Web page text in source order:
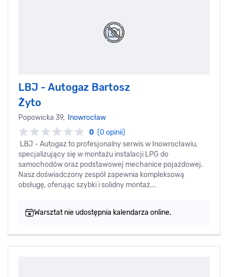
LBJ - Autogaz Bartosz
Żyto
Popowicka 39,
Inowrocław
0 (0 opinii)
LBJ - Autogaz to profesjonalny serwis w Inowrocławiu,
specjalizujący się w montażu instalacji LPG do
samochodów oraz podstawowej mechanice pojazdowej.
Nasz doświadczony zespół zapewnia kompleksową
obsługę, oferując szybki i solidny montaż...
Warsztat nie udostępnia kalendarza online.